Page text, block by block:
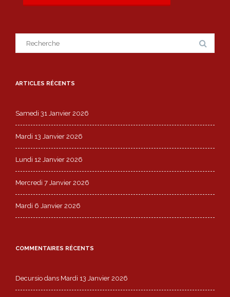
for:
ARTICLES RÉCENTS
Samedi 31 Janvier 2026
Mardi 13 Janvier 2026
Lundi 12 Janvier 2026
Mercredi 7 Janvier 2026
Mardi 6 Janvier 2026
COMMENTAIRES RÉCENTS
Decursio dans Mardi 13 Janvier 2026